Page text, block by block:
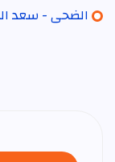
الضحى - سعد